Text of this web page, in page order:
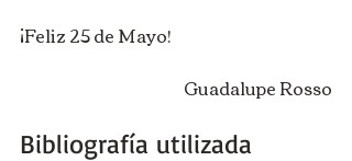
¡Feliz 25 de Mayo!
Guadalupe Rosso
Bibliografía utilizada